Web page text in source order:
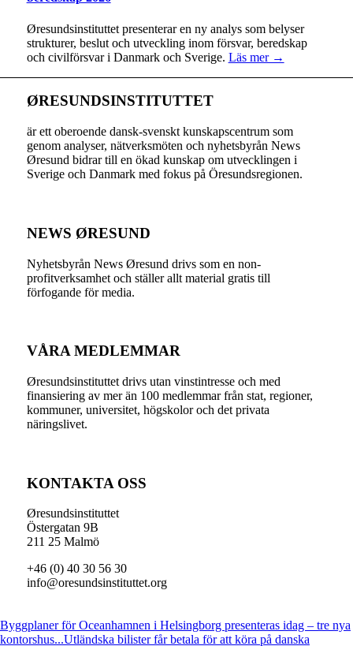
Øresundsinstituttet presenterar en ny analys som belyser
strukturer, beslut och utveckling inom försvar, beredskap
och civilförsvar i Danmark och Sverige. Läs mer →
ØRESUNDSINSTITUTTET
är ett oberoende dansk-svenskt kunskapscentrum som
genom analyser, nätverksmöten och nyhetsbyrån News
Øresund bidrar till en ökad kunskap om utvecklingen i
Sverige och Danmark med fokus på Öresundsregionen.
NEWS ØRESUND
Nyhetsbyrån News Øresund drivs som en non-
profitverksamhet och ställer allt material gratis till
förfogande för media.
VÅRA MEDLEMMAR
Øresundsinstituttet drivs utan vinst­intresse och med
finansiering av mer än 100 medlemmar från stat, regioner,
kommuner, universitet, högskolor och det privata
näringslivet.
KONTAKTA OSS
Øresundsinstituttet
Östergatan 9B
211 25 Malmö
+46 (0) 40 30 56 30
info@oresundsinstituttet.org
Byggplaner för Oceanhamnen i Helsingborg presenteras idag – tre nya
kontorshus...Utländska bilister får betala för att köra på danska